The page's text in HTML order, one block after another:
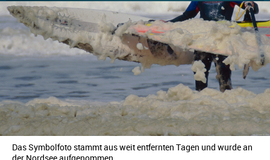
Das Symbolfoto stammt aus weit entfernten Tagen und wurde an